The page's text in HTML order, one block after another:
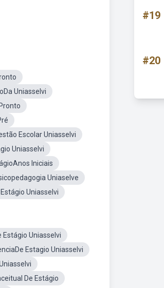
Uniasselvi
Escolar Uniasselvi
Uniasselvi
Iniciais
Uniaselve
Uniasselvi
Estágio Uniasselvi
Estagio Uniasselvi
De Estágio
#19
#20